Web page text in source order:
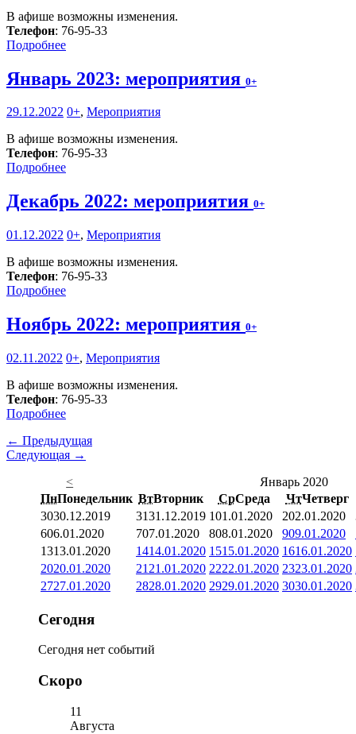
В афише возможны изменения.
Телефон: 76-95-33
Подробнее
Январь 2023: мероприятия 0+
29.12.2022 0+, Мероприятия
В афише возможны изменения.
Телефон: 76-95-33
Подробнее
Декабрь 2022: мероприятия 0+
01.12.2022 0+, Мероприятия
В афише возможны изменения.
Телефон: 76-95-33
Подробнее
Ноябрь 2022: мероприятия 0+
02.11.2022 0+, Мероприятия
В афише возможны изменения.
Телефон: 76-95-33
Подробнее
← Предыдущая
Следующая →
<
Январь 2020
ПнПонедельник ВтВторник СрСреда ЧтЧетверг
3030.12.2019 3131.12.2019 101.01.2020 202.01.2020
606.01.2020 707.01.2020 808.01.2020 909.01.2020
1313.01.2020 1414.01.2020 1515.01.2020 1616.01.2020
2020.01.2020 21 21.01.2020 2222.01.2020 2323.01.2020
2727.01.2020 2828.01.2020 2929.01.2020 3030.01.2020
Сегодня
Сегодня нет событий
Скоро
11
Августа